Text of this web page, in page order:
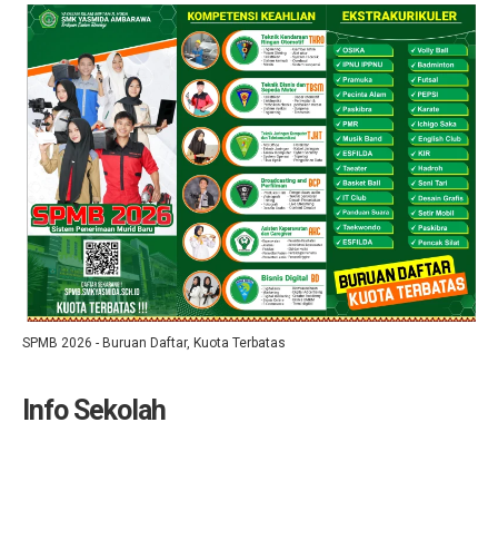
SPMB 2026 - Buruan Daftar, Kuota Terbatas
Info Sekolah